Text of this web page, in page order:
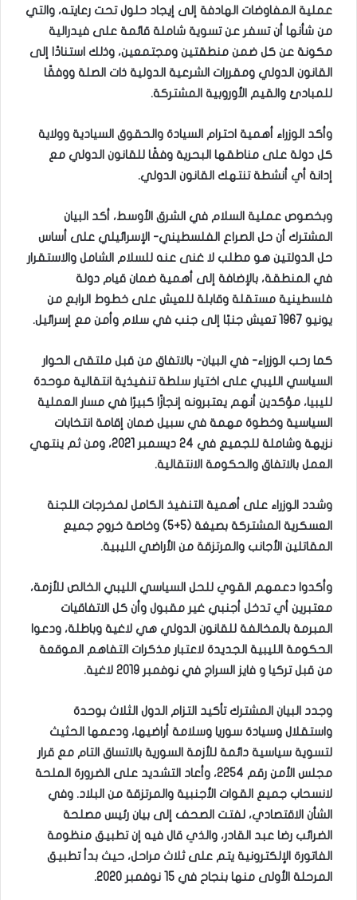
عملية المفاوضات الهادفة إلى إيجاد حلول تحت رعايته، والتي
من شأنها أن تسفر عن تسوية شاملة قائمة على فيدرالية
مكونة عن كل ضمن منطقتين ومجتمعين، وذلك استنادًا إلى
القانون الدولي ومقررات الشرعية الدولية ذات الصلة ووفقًا
للمبادئ والقيم الأوروبية المشتركة.
وأكد الوزراء أهمية احترام السيادة والحقوق السيادية وولاية
كل دولة على مناطقها البحرية وفقًا للقانون الدولي مع
إدانة أي أنشطة تنتهك القانون الدولي.
وبخصوص عملية السلام في الشرق الأوسط، أكد البيان
المشترك أن حل الصراع الفلسطيني- الإسرائيلي على أساس
حل الدولتين هو مطلب لا غنى عنه للسلام الشامل والاستقرار
في المنطقة، بالإضافة إلى أهمية ضمان قيام دولة
فلسطينية مستقلة وقابلة للعيش على خطوط الرابع من
يونيو 1967 تعيش جنبًا إلى جنب في سلام وأمن مع إسرائيل.
كما رحب الوزراء- في البيان- بالاتفاق من قبل ملتقى الحوار
السياسي الليبي على اختيار سلطة تنفيذية انتقالية موحدة
لليبيا، مؤكدين أنهم يعتبرونه إنجازًا كبيرًا في مسار العملية
السياسية وخطوة مهمة في سبيل ضمان إقامة انتخابات
نزيهة وشاملة للجميع في 24 ديسمبر 2021، ومن ثم ينتهي
العمل بالاتفاق والحكومة الانتقالية.
وشدد الوزراء على أهمية التنفيذ الكامل لمخرجات اللجنة
العسكرية المشتركة بصيغة (5+5) وخاصة خروج جميع
المقاتلين الأجانب والمرتزقة من الأراضي الليبية.
وأكدوا دعمهم القوي للحل السياسي الليبي الخالص للأزمة،
معتبرين أي تدخل أجنبي غير مقبول وأن كل الاتفاقيات
المبرمة بالمخالفة للقانون الدولي هي لاغية وباطلة، ودعوا
الحكومة الليبية الجديدة لاعتبار مذكرات التفاهم الموقعة
من قبل تركيا و فايز السراج في نوفمبر 2019 لاغية.
وجدد البيان المشترك تأكيد التزام الدول الثلاث بوحدة
واستقلال وسيادة سوريا وسلامة أراضيها، ودعمها الحثيث
لتسوية سياسية دائمة للأزمة السورية بالاتساق التام مع قرار
مجلس الأمن رقم 2254، وأعاد التشديد على الضرورة الملحة
لانسحاب جميع القوات الأجنبية والمرتزقة من البلاد. وفي
الشأن الاقتصادي، لفتت الصحف إلى بيان رئيس مصلحة
الضرائب رضا عبد القادر، والذي قال فيه إن تطبيق منظومة
الفاتورة الإلكترونية يتم على ثلاث مراحل، حيث بدأ تطبيق
المرحلة الأولى منها بنجاح في 15 نوفمبر 2020.